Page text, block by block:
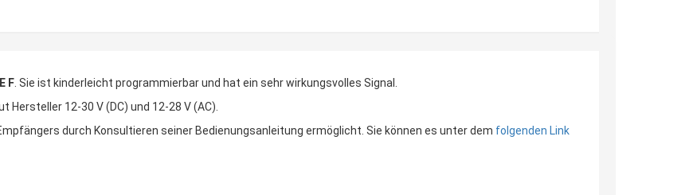
F. Sie ist kinderleicht programmierbar und hat ein sehr wirkungsvolles Signal.
12-30 V (DC) und 12-28 V (AC).
durch Konsultieren seiner Bedienungsanleitung ermöglicht. Sie können es unter dem folgenden Link